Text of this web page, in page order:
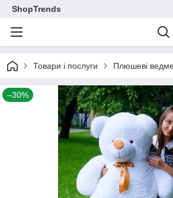
ShopTrends
Товари і послуги Плюшеві
–30%